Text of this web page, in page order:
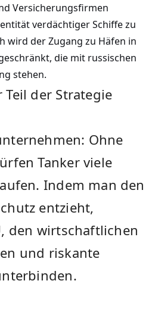
Versicherungsfirmen
verdächtiger Schiffe zu
wird der Zugang zu Häfen in
die mit russischen
stehen.
Teil der Strategie
Ohne
Tanker viele
Indem man den
entzieht,
den wirtschaftlichen
und riskante